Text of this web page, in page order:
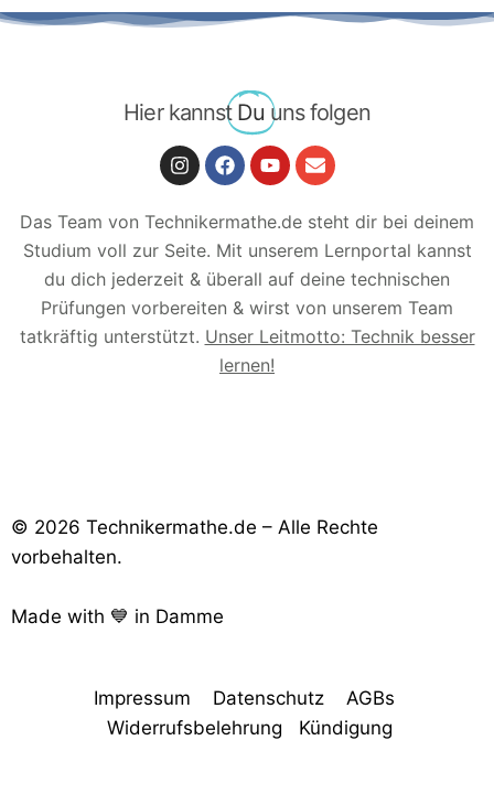
Hier kannst Du uns folgen
Das Team von Technikermathe.de steht dir bei deinem
Studium voll zur Seite. Mit unserem Lernportal kannst
du dich jederzeit & überall auf deine technischen
Prüfungen vorbereiten & wirst von unserem Team
tatkräftig unterstützt. Unser Leitmotto: Technik besser
lernen!
© 2026 Technikermathe.de – Alle Rechte
vorbehalten.
Made with 💙 in Damme
Impressum Datenschutz
AGBs
Widerrufsbelehrung
Kündigung